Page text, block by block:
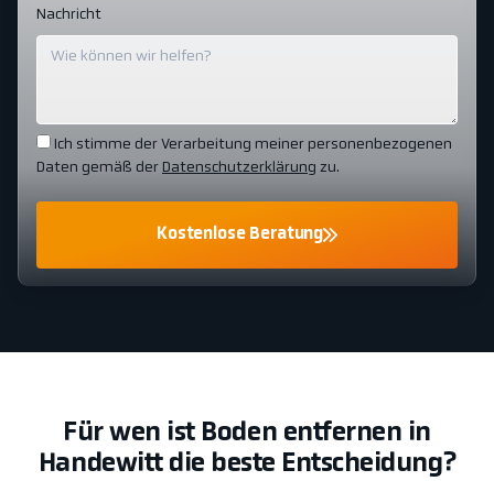
Nachricht
Ich stimme der Verarbeitung meiner personenbezogenen
Daten gemäß der Datenschutzerklärung zu.
Kostenlose Beratung
Für wen ist Boden entfernen in
Handewitt die beste Entscheidung?